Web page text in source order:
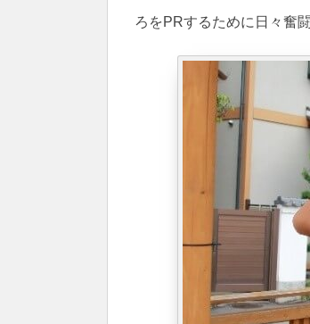
ろをPRするために日々奮